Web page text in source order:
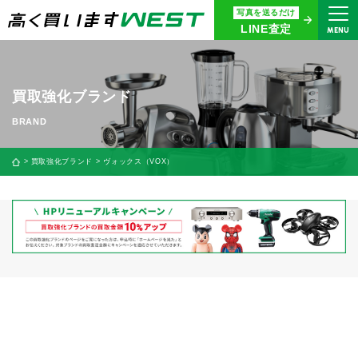
写真を送るだけ
LINE査定 MENU
まずはお気軽にお問い合わせ・
査定をご依頼ください
買取専用ダイヤル
0120-914-094
9:00〜18:30(年中無休)
24時間365日受付
買取に関する質問や相談もすぐにできて便利
簡単操作！LINE査定
買取強化ブランド
買取強化ブランド ヴォックス（VOX）